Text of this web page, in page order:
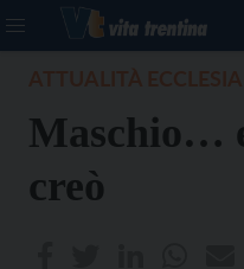
Maschio…
creò